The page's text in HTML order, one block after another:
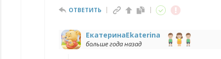
ОТВЕТИТЬ
ЕкатеринаEkaterina
больше года назад